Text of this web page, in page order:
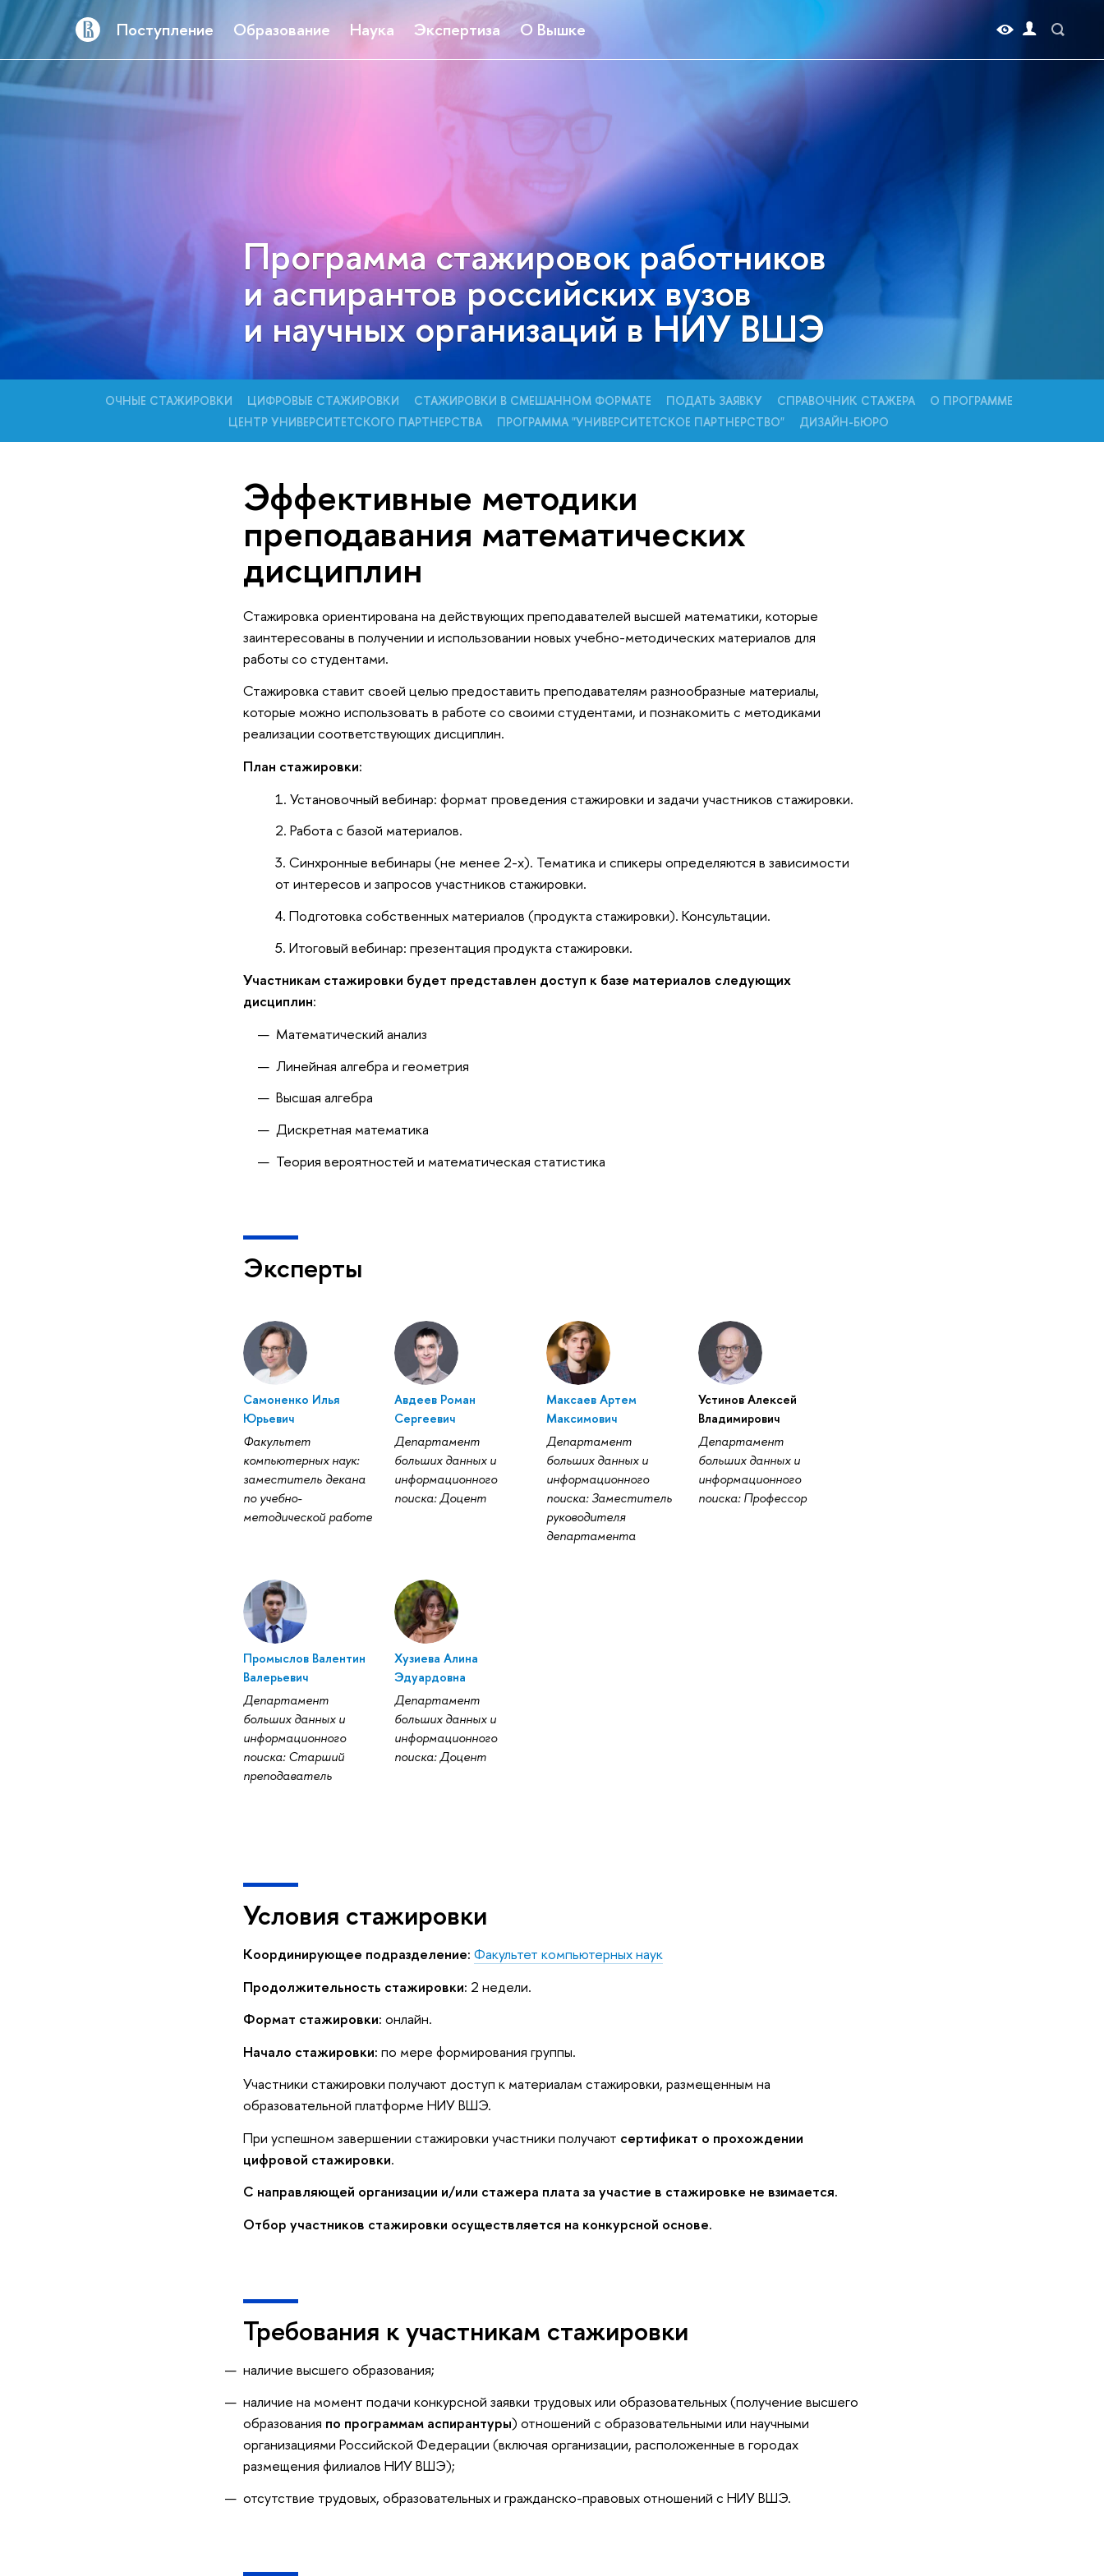
Поступление Образование Наука Экспертиза О Вышке
Программа стажировок работников
и аспирантов российских вузов
и научных организаций в НИУ ВШЭ
ОЧНЫЕ СТАЖИРОВКИ ЦИФРОВЫЕ СТАЖИРОВКИ СТАЖИРОВКИ В СМЕШАННОМ ФОРМАТЕ ПОДАТЬ ЗАЯВКУ СПРАВОЧНИК СТАЖЕРА
О ПРОГРАММЕ
ЦЕНТР УНИВЕРСИТЕТСКОГО ПАРТНЕРСТВА
ПРОГРАММА "УНИВЕРСИТЕТСКОЕ ПАРТНЕРСТВО" ДИЗАЙН-БЮРО
Эффективные методики
преподавания математических
дисциплин
Стажировка ориентирована на действующих преподавателей высшей математики, которые
заинтересованы в получении и использовании новых учебно-методических материалов для
работы со студентами.
Стажировка ставит своей целью предоставить преподавателям разнообразные материалы,
которые можно использовать в работе со своими студентами, и познакомить с методиками
реализации соответствующих дисциплин.
План стажировки:
Установочный вебинар: формат проведения стажировки и задачи участников стажировки.
Работа с базой материалов.
Синхронные вебинары (не менее 2-x). Тематика и спикеры определяются в зависимости
от интересов и запросов участников стажировки.
Подготовка собственных материалов (продукта стажировки). Консультации.
Итоговый вебинар: презентация продукта стажировки.
Участникам стажировки будет представлен доступ к базе материалов следующих
дисциплин:
Математический анализ
Линейная алгебра и геометрия
Высшая алгебра
Дискретная математика
Теория вероятностей и математическая статистика
Эксперты
Самоненко Илья
Юрьевич
Факультет
компьютерных наук:
заместитель декана
по учебно-
методической работе
Авдеев Роман
Сергеевич
Департамент
больших данных и
информационного
поиска: Доцент
Максаев Артем
Максимович
Департамент
больших данных и
информационного
поиска: Заместитель
руководителя
департамента
Устинов Алексей
Владимирович
Департамент
больших данных и
информационного
поиска: Профессор
Промыслов Валентин
Валерьевич
Департамент
больших данных и
информационного
поиска: Старший
преподаватель
Хузиева Алина
Эдуардовна
Департамент
больших данных и
информационного
поиска: Доцент
Условия стажировки
Координирующее подразделение: Факультет компьютерных наук
Продолжительность стажировки: 2 недели.
Формат стажировки: онлайн.
Начало стажировки: по мере формирования группы.
Участники стажировки получают доступ к материалам стажировки, размещенным на
образовательной платформе НИУ ВШЭ.
При успешном завершении стажировки участники получают сертификат о прохождении
цифровой стажировки.
С направляющей организации и/или стажера плата за участие в стажировке не взимается.
Отбор участников стажировки осуществляется на конкурсной основе.
Требования к участникам стажировки
наличие высшего образования;
наличие на момент подачи конкурсной заявки трудовых или образовательных (получение высшего
образования по программам аспирантуры) отношений с образовательными или научными
организациями Российской Федерации (включая организации, расположенные в городах
размещения филиалов НИУ ВШЭ);
отсутствие трудовых, образовательных и гражданско-правовых отношений с НИУ ВШЭ.